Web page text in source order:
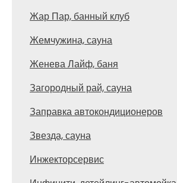
Жар Пар, банный клуб
Жемчужина, сауна
Женева Лайф, баня
Загородный рай, сауна
Заправка автокондиционеров
Звезда, сауна
Инжекторсервис